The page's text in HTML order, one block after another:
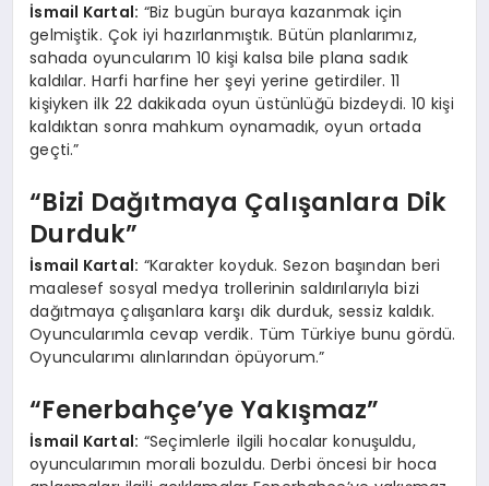
İsmail Kartal: “Biz bugün buraya kazanmak için
gelmiştik. Çok iyi hazırlanmıştık. Bütün planlarımız,
sahada oyuncularım 10 kişi kalsa bile plana sadık
kaldılar. Harfi harfine her şeyi yerine getirdiler. 11
kişiyken ilk 22 dakikada oyun üstünlüğü bizdeydi. 10 kişi
kaldıktan sonra mahkum oynamadık, oyun ortada
geçti.”
“Bizi Dağıtmaya Çalışanlara Dik
Durduk”
İsmail Kartal: “Karakter koyduk. Sezon başından beri
maalesef sosyal medya trollerinin saldırılarıyla bizi
dağıtmaya çalışanlara karşı dik durduk, sessiz kaldık.
Oyuncularımla cevap verdik. Tüm Türkiye bunu gördü.
Oyuncularımı alınlarından öpüyorum.”
“Fenerbahçe’ye Yakışmaz”
İsmail Kartal: “Seçimlerle ilgili hocalar konuşuldu,
oyuncularımın morali bozuldu. Derbi öncesi bir hoca